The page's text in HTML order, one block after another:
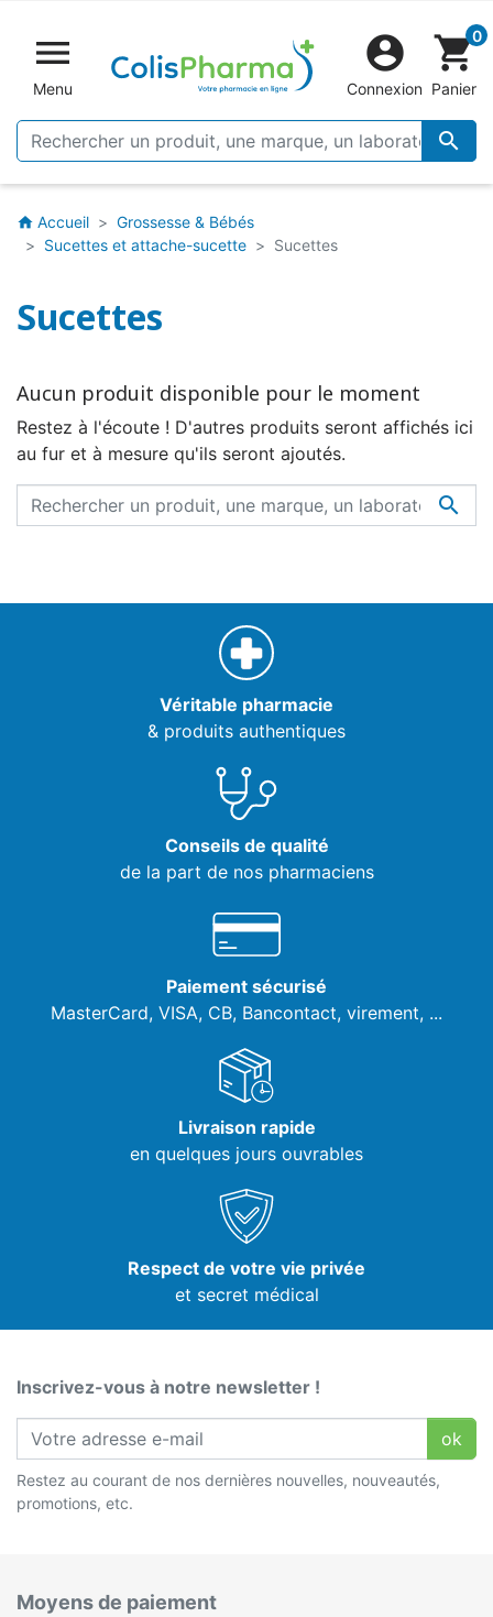

Menu


Connexion
shopping_cart0
Panier
home Accueil
Grossesse & Bébés
Sucettes et attache-sucette
Sucettes
Sucettes
Aucun produit disponible pour le moment
Restez à l'écoute ! D'autres produits seront affichés ici
au fur et à mesure qu'ils seront ajoutés.

Véritable pharmacie
& produits authentiques
Conseils de qualité
de la part de nos pharmaciens
Paiement sécurisé
MasterCard, VISA, CB, Bancontact, virement, ...
Livraison rapide
en quelques jours ouvrables
Respect de votre vie privée
et secret médical
Inscrivez-vous à notre newsletter !
ok
Restez au courant de nos dernières nouvelles, nouveautés,
promotions, etc.
Moyens de paiement